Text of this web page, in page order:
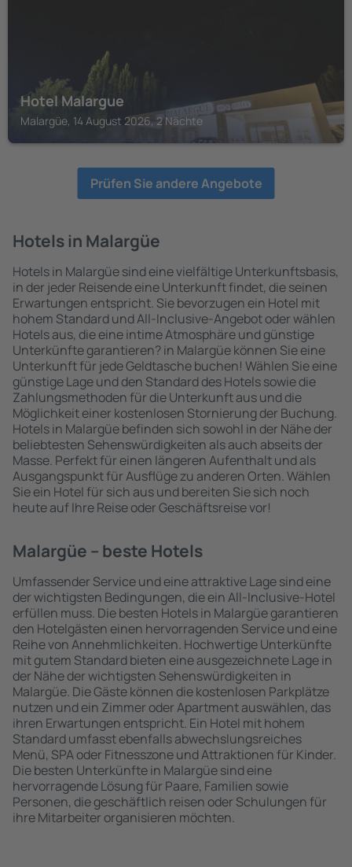
Hotel Malargue
Malargüe, 14 August 2026, 2 Nächte
Prüfen Sie andere Angebote
Hotels in Malargüe
Hotels in Malargüe sind eine vielfältige Unterkunftsbasis,
in der jeder Reisende eine Unterkunft findet, die seinen
Erwartungen entspricht. Sie bevorzugen ein Hotel mit
hohem Standard und All-Inclusive-Angebot oder wählen
Hotels aus, die eine intime Atmosphäre und günstige
Unterkünfte garantieren? in Malargüe können Sie eine
Unterkunft für jede Geldtasche buchen! Wählen Sie eine
günstige Lage und den Standard des Hotels sowie die
Zahlungsmethoden für die Unterkunft aus und die
Möglichkeit einer kostenlosen Stornierung der Buchung.
Hotels in Malargüe befinden sich sowohl in der Nähe der
beliebtesten Sehenswürdigkeiten als auch abseits der
Masse. Perfekt für einen längeren Aufenthalt und als
Ausgangspunkt für Ausflüge zu anderen Orten. Wählen
Sie ein Hotel für sich aus und bereiten Sie sich noch
heute auf Ihre Reise oder Geschäftsreise vor!
Malargüe – beste Hotels
Umfassender Service und eine attraktive Lage sind eine
der wichtigsten Bedingungen, die ein All-Inclusive-Hotel
erfüllen muss. Die besten Hotels in Malargüe garantieren
den Hotelgästen einen hervorragenden Service und eine
Reihe von Annehmlichkeiten. Hochwertige Unterkünfte
mit gutem Standard bieten eine ausgezeichnete Lage in
der Nähe der wichtigsten Sehenswürdigkeiten in
Malargüe. Die Gäste können die kostenlosen Parkplätze
nutzen und ein Zimmer oder Apartment auswählen, das
ihren Erwartungen entspricht. Ein Hotel mit hohem
Standard umfasst ebenfalls abwechslungsreiches
Menü, SPA oder Fitnesszone und Attraktionen für Kinder.
Die besten Unterkünfte in Malargüe sind eine
hervorragende Lösung für Paare, Familien sowie
Personen, die geschäftlich reisen oder Schulungen für
ihre Mitarbeiter organisieren möchten.